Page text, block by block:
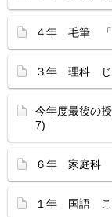
４年 毛筆 「
３年 理科 じ
今年度最後の
7)
６年 家庭科
１年 国語 こ